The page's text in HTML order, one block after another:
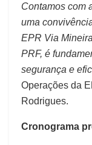
Contamos com
uma
EPR Via
PRF, é
segurança e
Operações da
Rodrigues.
Cronograma